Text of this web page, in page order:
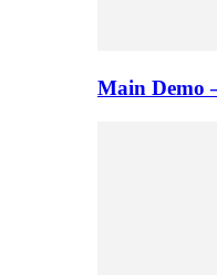
Main Demo